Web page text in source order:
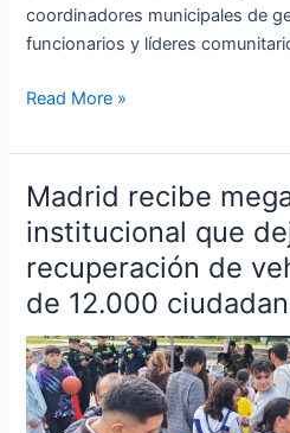
coordinadores municipales de
funcionarios y líderes
Read More »
Madrid recibe
institucional que
recuperación de
de 12.000
Madrid
recibe
megatoma
institucional
que
deja
capturas,
recuperación
de